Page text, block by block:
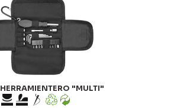
0
HERRAMIENTERO "MULTI"